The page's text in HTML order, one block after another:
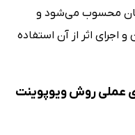
محسوب می‌شود و
اجرای اثر از آن استفاده
عملی روش ویوپوینت